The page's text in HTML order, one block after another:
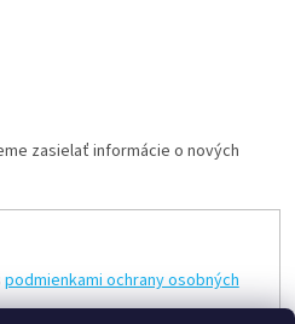
zasielať informácie o nových
podmienkami ochrany osobných